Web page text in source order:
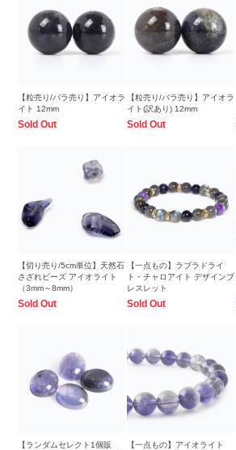
【粒売り/バラ売り】アイオラ
イト 12mm
Sold Out
【粒売り/バラ売り】アイオラ
イト(訳あり) 12mm
Sold Out
【切り売り/5cm単位】天然石
さざれビーズ アイオライト
（3mm～8mm）
Sold Out
【一点もの】ラブラドライ
ト・チャロアイト デザインブ
レスレット
Sold Out
【ランダムセレクト1個販
【一点もの】アイオライト